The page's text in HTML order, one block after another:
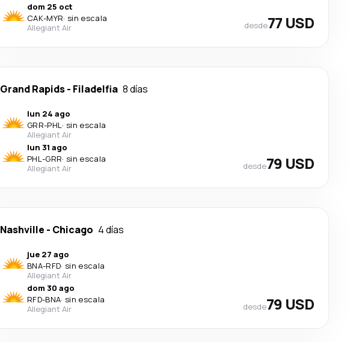
dom 25 oct
CAK-MYR· sin escala
Allegiant Air
desde77 USD
Grand Rapids- Filadelfia 8 días
lun 24 ago
GRR-PHL· sin escala
Allegiant Air
lun 31 ago
PHL-GRR· sin escala
Allegiant Air
desde79 USD
Nashville - Chicago 4 días
jue 27 ago
BNA-RFD· sin escala
Allegiant Air
dom 30 ago
RFD-BNA· sin escala
Allegiant Air
desde79 USD